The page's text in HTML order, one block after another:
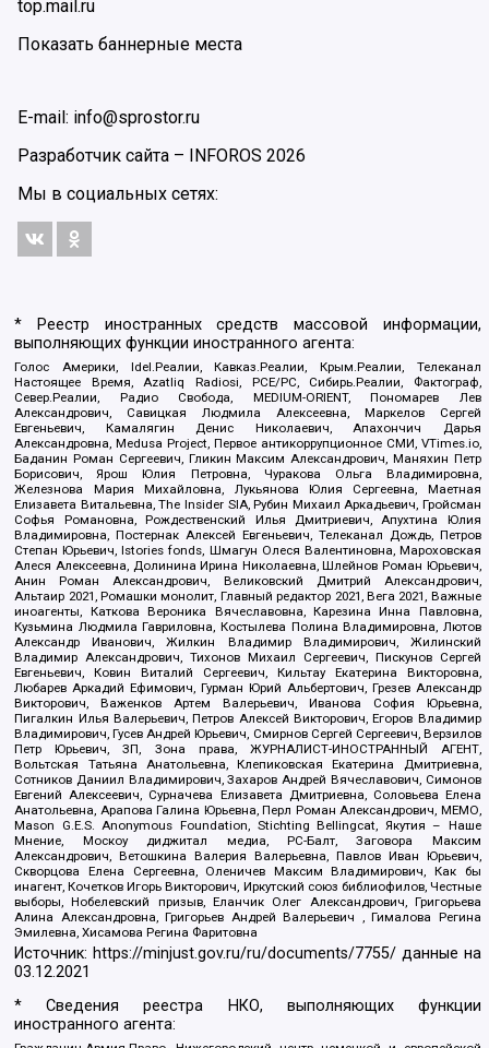
top.mail.ru
Показать баннерные места
E-mail: info@sprostor.ru
Разработчик сайта –
INFOROS 2026
Мы в социальных сетях:
* Реестр иностранных средств массовой информации,
выполняющих функции иностранного агента:
Голос Америки, Idel.Реалии, Кавказ.Реалии, Крым.Реалии, Телеканал
Настоящее Время, Azatliq Radiosi, PCE/PC, Сибирь.Реалии, Фактограф,
Север.Реалии, Радио Свобода, MEDIUM-ORIENT, Пономарев Лев
Александрович, Савицкая Людмила Алексеевна, Маркелов Сергей
Евгеньевич, Камалягин Денис Николаевич, Апахончич Дарья
Александровна, Medusa Project, Первое антикоррупционное СМИ, VTimes.io,
Баданин Роман Сергеевич, Гликин Максим Александрович, Маняхин Петр
Борисович, Ярош Юлия Петровна, Чуракова Ольга Владимировна,
Железнова Мария Михайловна, Лукьянова Юлия Сергеевна, Маетная
Елизавета Витальевна, The Insider SIA, Рубин Михаил Аркадьевич, Гройсман
Софья Романовна, Рождественский Илья Дмитриевич, Апухтина Юлия
Владимировна, Постернак Алексей Евгеньевич, Телеканал Дождь, Петров
Степан Юрьевич, Istories fonds, Шмагун Олеся Валентиновна, Мароховская
Алеся Алексеевна, Долинина Ирина Николаевна, Шлейнов Роман Юрьевич,
Анин Роман Александрович, Великовский Дмитрий Александрович,
Альтаир 2021, Ромашки монолит, Главный редактор 2021, Вега 2021, Важные
иноагенты, Каткова Вероника Вячеславовна, Карезина Инна Павловна,
Кузьмина Людмила Гавриловна, Костылева Полина Владимировна, Лютов
Александр Иванович, Жилкин Владимир Владимирович, Жилинский
Владимир Александрович, Тихонов Михаил Сергеевич, Пискунов Сергей
Евгеньевич, Ковин Виталий Сергеевич, Кильтау Екатерина Викторовна,
Любарев Аркадий Ефимович, Гурман Юрий Альбертович, Грезев Александр
Викторович, Важенков Артем Валерьевич, Иванова София Юрьевна,
Пигалкин Илья Валерьевич, Петров Алексей Викторович, Егоров Владимир
Владимирович, Гусев Андрей Юрьевич, Смирнов Сергей Сергеевич, Верзилов
Петр Юрьевич, ЗП, Зона права, ЖУРНАЛИСТ-ИНОСТРАННЫЙ АГЕНТ,
Вольтская Татьяна Анатольевна, Клепиковская Екатерина Дмитриевна,
Сотников Даниил Владимирович, Захаров Андрей Вячеславович, Симонов
Евгений Алексеевич, Сурначева Елизавета Дмитриевна, Соловьева Елена
Анатольевна, Арапова Галина Юрьевна, Перл Роман Александрович, МЕМО,
Mason G.E.S. Anonymous Foundation, Stichting Bellingcat, Якутия – Наше
Мнение, Москоу диджитал медиа, РС-Балт, Заговора Максим
Александрович, Ветошкина Валерия Валерьевна, Павлов Иван Юрьевич,
Скворцова Елена Сергеевна, Оленичев Максим Владимирович, Как бы
инагент, Кочетков Игорь Викторович, Иркутский союз библиофилов, Честные
выборы, Нобелевский призыв, Еланчик Олег Александрович, Григорьева
Алина Александровна, Григорьев Андрей Валерьевич , Гималова Регина
Эмилевна, Хисамова Регина Фаритовна
Источник: https://minjust.gov.ru/ru/documents/7755/ данные на
03.12.2021
* Сведения реестра НКО, выполняющих функции
иностранного агента: